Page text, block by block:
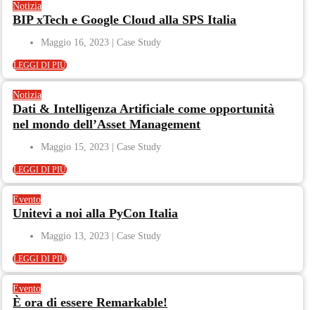
Notizia
BIP xTech e Google Cloud alla SPS Italia
Maggio 16, 2023
LEGGI DI PIÙ
Notizia
Dati & Intelligenza Artificiale come opportunità
nel mondo dell’Asset Management​
Maggio 15, 2023
LEGGI DI PIÙ
Evento
Unitevi a noi alla PyCon Italia
Maggio 13, 2023
LEGGI DI PIÙ
Evento
È ora di essere Remarkable!